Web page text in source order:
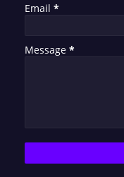
Email *
Message *